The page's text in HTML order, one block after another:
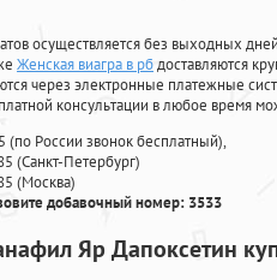
осуществляется без выходных
Женская виагра в рбдоставляются
через электронные платежные
консультации в любое время
(по России звонок бесплатный),
(Санкт-Петербург)
(Москва)
добавочный номер: 3533
Яр Дапоксетин